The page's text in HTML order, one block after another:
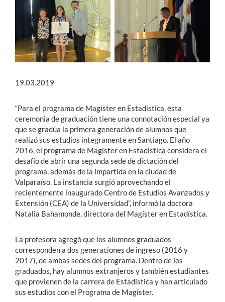
19.03.2019
“Para el programa de Magíster en Estadística, esta
ceremonia de graduación tiene una connotación especial ya
que se gradúa la primera generación de alumnos que
realizó sus estudios íntegramente en Santiago. El año
2016, el programa de Magíster en Estadística considera el
desafío de abrir una segunda sede de dictación del
programa, además de la impartida en la ciudad de
Valparaíso. La instancia surgió aprovechando el
recientemente inaugurado Centro de Estudios Avanzados y
Extensión (CEA) de la Universidad”, informó la doctora
Natalia Bahamonde, directora del Magíster en Estadística.
La profesora agregó que los alumnos graduados
corresponden a dos generaciones de ingreso (2016 y
2017), de ambas sedes del programa. Dentro de los
graduados, hay alumnos extranjeros y también estudiantes
que provienen de la carrera de Estadística y han articulado
sus estudios con el Programa de Magíster.